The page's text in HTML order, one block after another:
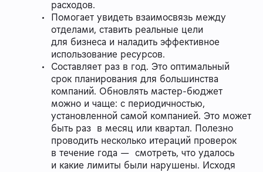
расходов.
Помогает увидеть взаимосвязь между
отделами, ставить реальные цели
для бизнеса и наладить эффективное
использование ресурсов.
Составляет раз в год. Это оптимальный
срок планирования для большинства
компаний. Обновлять мастер-бюджет
можно и чаще: с периодичностью,
установленной самой компанией. Это может
быть раз в месяц или квартал. Полезно
проводить несколько итераций проверок
в течение года — смотреть, что удалось
и какие лимиты были нарушены. Исходя